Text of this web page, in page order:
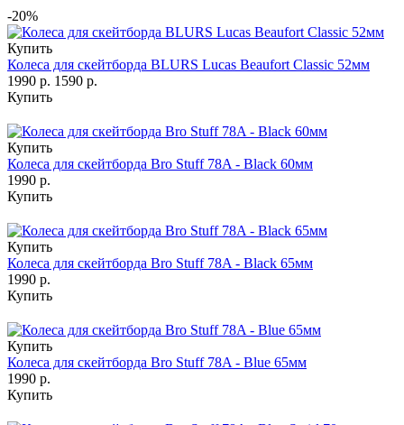
-20%
Купить
Колеса для скейтборда BLURS Lucas Beaufort Classic 52мм
1990 р. 1590 р.
Купить
Купить
Колеса для скейтборда Bro Stuff 78A - Black 60мм
1990 р.
Купить
Купить
Колеса для скейтборда Bro Stuff 78A - Black 65мм
1990 р.
Купить
Купить
Колеса для скейтборда Bro Stuff 78A - Blue 65мм
1990 р.
Купить